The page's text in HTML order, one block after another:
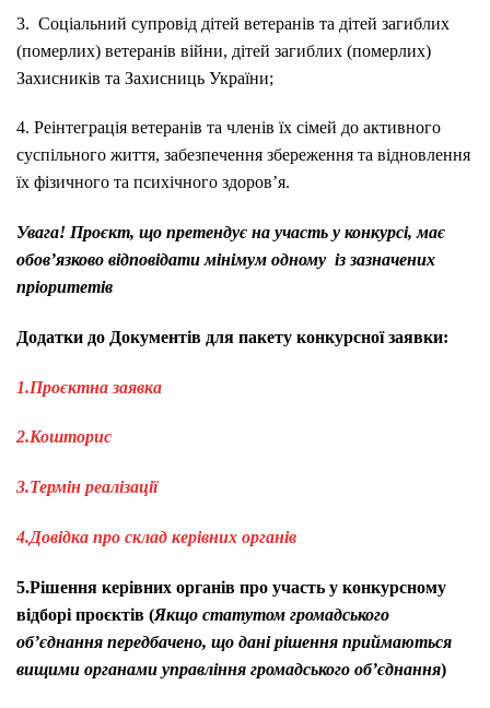
3. Соціальний супровід дітей ветеранів та дітей загиблих
(померлих) ветеранів війни, дітей загиблих (померлих)
Захисників та Захисниць України;
4. Реінтеграція ветеранів та членів їх сімей до активного
суспільного життя, забезпечення збереження та відновлення
їх фізичного та психічного здоров’я.
Увага! Проєкт, що претендує на участь у конкурсі, має
обов’язково відповідати мінімум одному із зазначених
пріоритетів
Додатки до Документів для пакету конкурсної заявки:
1.Проєктна заявка
2.Кошторис
3.Термін реалізації
4.Довідка про склад керівних органів
5.Рішення керівних органів про участь у конкурсному
відборі проєктів (Якщо статутом громадського
об’єднання передбачено, що дані рішення приймаються
вищими органами управління громадського об’єднання)